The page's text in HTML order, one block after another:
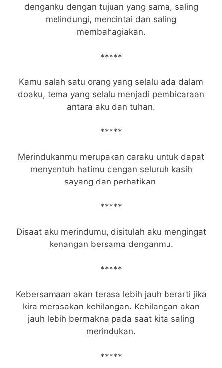
denganku dengan tujuan yang sama, saling
melindungi, mencintai dan saling
membahagiakan.
*****
Kamu salah satu orang yang selalu ada dalam
doaku, tema yang selalu menjadi pembicaraan
antara aku dan tuhan.
*****
Merindukanmu merupakan caraku untuk dapat
menyentuh hatimu dengan seluruh kasih
sayang dan perhatikan.
*****
Disaat aku merindumu, disitulah aku mengingat
kenangan bersama denganmu.
*****
Kebersamaan akan terasa lebih jauh berarti jika
kira merasakan kehilangan. Kehilangan akan
jauh lebih bermakna pada saat kita saling
merindukan.
*****